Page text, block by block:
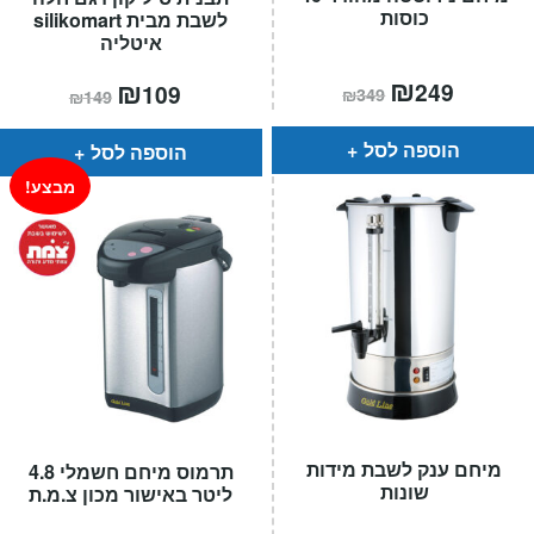
לשבת מבית silikomart
איטליה
₪149 המחיר
המקורי
היה:
₪149.
₪109
הוא:
הוספה לסל
כוסות
₪349 המחיר
המקורי
היה:
₪349.
₪249
הוא:
הוספה לסל
תרמוס מיחם חשמלי 4.8
ליטר באישור מכון צ.מ.ת
מבצע!
מיחם ענק לשבת מידות
שונות